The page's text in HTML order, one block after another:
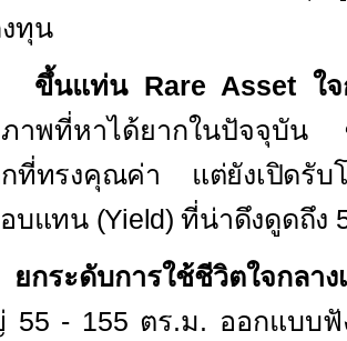
ทุน
ขึ้นแท่น Rare Asset ใ
าพที่หาได้ยากในปัจจุบัน
ที่ทรงคุณค่า แต่ยังเปิดรับ
บแทน (Yield)ที่น่าดึงดูดถึง
ยกระดับการใช้ชีวิตใจกลา
55 - 155 ตร.ม. ออกแบบฟั